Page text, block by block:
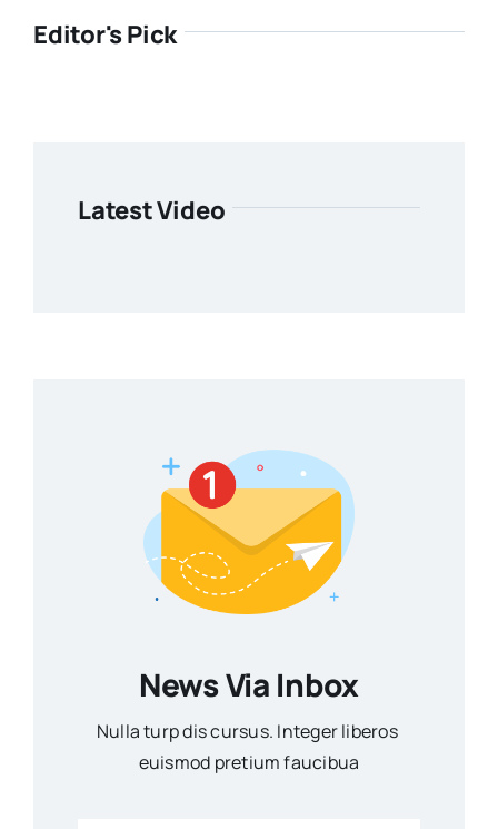
Editor's Pick
Latest Video
News Via Inbox
Nulla turp dis cursus. Integer liberos
euismod pretium faucibua